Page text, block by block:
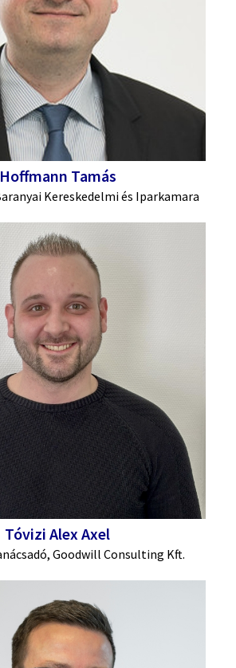
Hoffmann Tamás
Kereskedelmi és Iparkamara
Tóvizi Alex Axel
Goodwill Consulting Kft.